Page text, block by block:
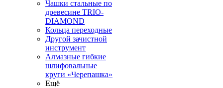
Чашки стальные по
древесине TRIO-
DIAMOND
Кольца переходные
Другой зачистной
инструмент
Алмазные гибкие
шлифовальные
круги «Черепашка»
Ещё